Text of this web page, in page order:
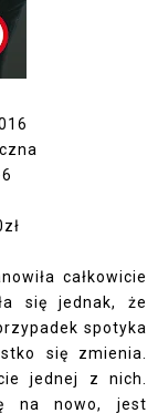
całkowicie
się jednak, że
spotyka
się zmienia.
jednej z nich.
na nowo, jest